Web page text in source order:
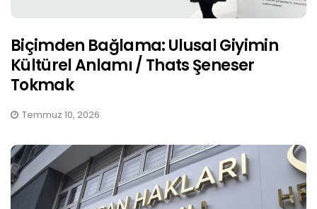
Biçimden Bağlama: Ulusal Giyimin
Kültürel Anlamı / Thats Şeneser
Tokmak
Temmuz 10, 2026